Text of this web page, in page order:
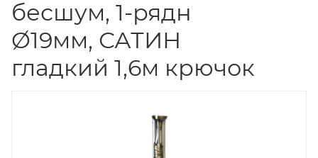
бесшум, 1-рядн
Ø19мм, САТИН
гладкий 1,6м крючок